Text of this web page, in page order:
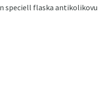
speciell flaska antikolikovu